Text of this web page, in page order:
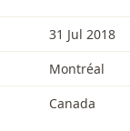
31 Jul 2018
Montréal
Canada